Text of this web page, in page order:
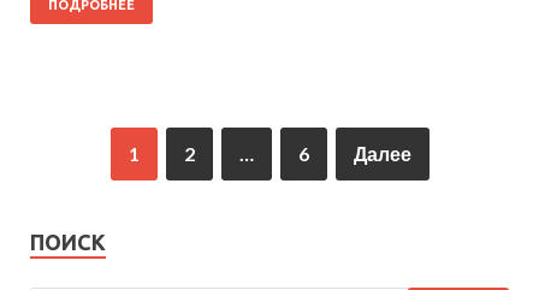
ПОДРОБНЕЕ
1 2 … 6 Далее
ПОИСК